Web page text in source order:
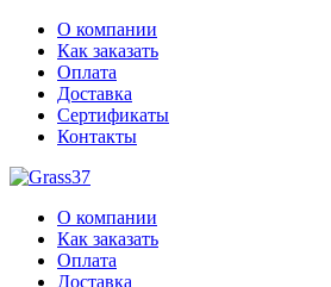
О компании
Как заказать
Оплата
Доставка
Сертификаты
Контакты
О компании
Как заказать
Оплата
Доставка